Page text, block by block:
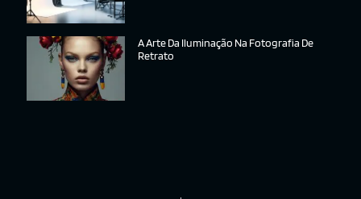
A Arte Da Iluminação Na Fotografia De
Retrato